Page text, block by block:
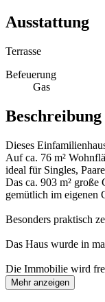
Ausstattung
Terrasse
Befeuerung
Gas
Beschreibung
Dieses
Auf ca. 76 m²
ideal für Singles,
Das ca. 903 m² große
gemütlich im eigenen
Besonders praktisch
Das Haus wurde in
Die Immobilie wird
Mehr anzeigen